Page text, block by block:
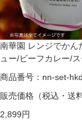
南華園 レンジでかん
ュー/ビーフカレー/
商品番号：nn-set-
販売価格 （税込・送
2,899円